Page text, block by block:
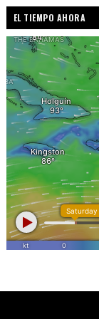
EL TIEMPO AHORA